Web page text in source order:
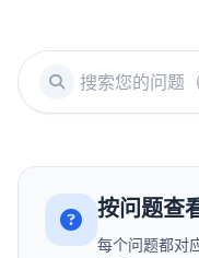
按问题查
每个问题都对